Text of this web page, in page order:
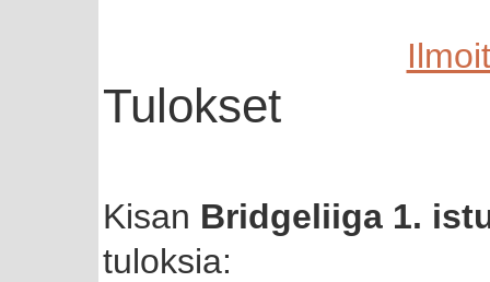
Tulokset
Kisan Bridgeliiga 1.
tuloksia: